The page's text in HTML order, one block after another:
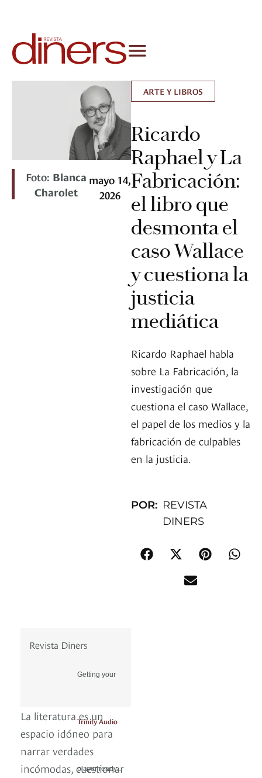
Foto: Blanca
Charolet
mayo 14,
2026
ARTE Y LIBROS
Ricardo
Raphael y La
Fabricación:
el libro que
desmonta el
caso Wallace
y cuestiona la
justicia
mediática
Ricardo Raphael habla
sobre La Fabricación, la
investigación que
cuestiona el caso Wallace,
el papel de los medios y la
fabricación de culpables
en la justicia.
POR: REVISTA
DINERS
Revista Diners
Getting your
Trinity Audio
player ready...
La literatura es un
espacio idóneo para
narrar verdades
incómodas, cuestionar